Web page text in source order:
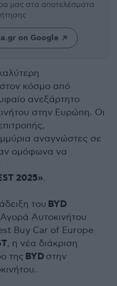
μας στα αποτελέσματα
on Google
στον κόσμο από
ανεξάρτητο
στην Ευρώπη. Οι
αναγνώστες σε
ομόφωνα να
2025».
του BYD
Αυτοκινήτου
Buy Car of Europe
, η νέα διάκριση
της BYD στην